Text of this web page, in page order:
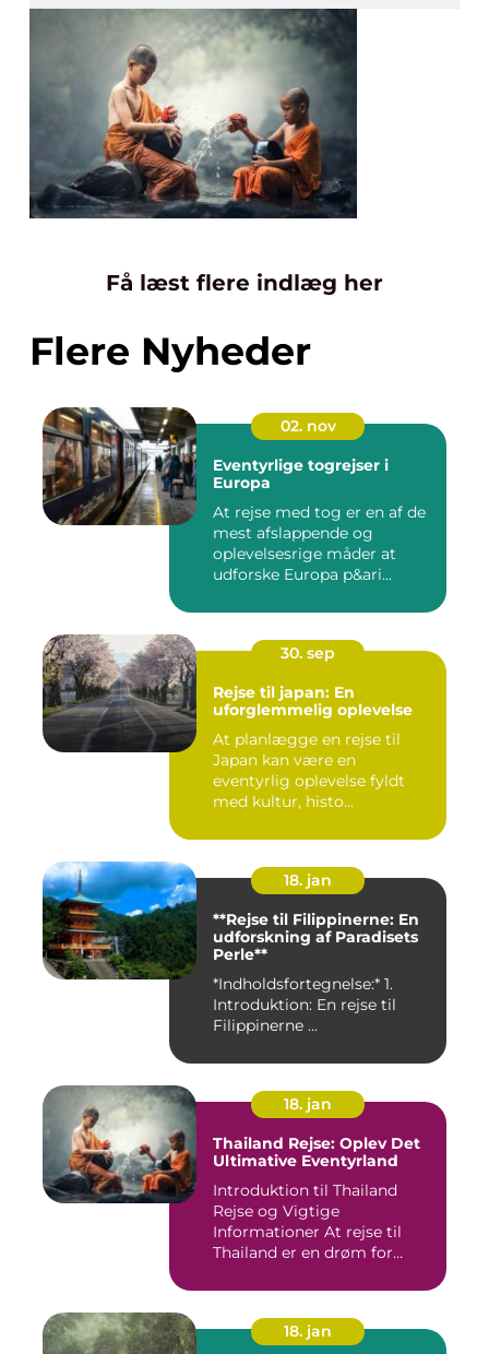
Få læst flere indlæg her
Flere Nyheder
02. nov
Eventyrlige togrejser i
Europa
At rejse med tog er en af de
mest afslappende og
oplevelsesrige måder at
udforske Europa p&ari...
30. sep
Rejse til japan: En
uforglemmelig oplevelse
At planlægge en rejse til
Japan kan være en
eventyrlig oplevelse fyldt
med kultur, histo...
18. jan
**Rejse til Filippinerne: En
udforskning af Paradisets
Perle**
*Indholdsfortegnelse:* 1.
Introduktion: En rejse til
Filippinerne ...
18. jan
Thailand Rejse: Oplev Det
Ultimative Eventyrland
Introduktion til Thailand
Rejse og Vigtige
Informationer At rejse til
Thailand er en drøm for
18. jan